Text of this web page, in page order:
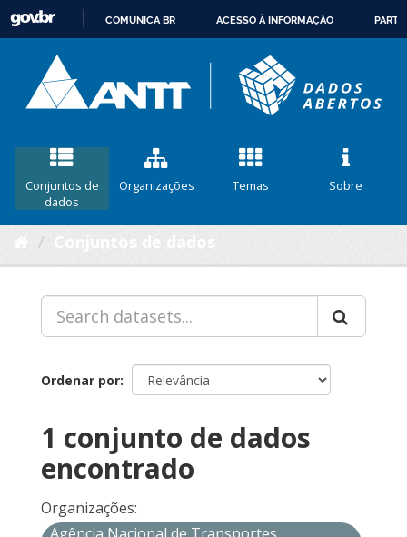
CONTEÚDO
COMUNICA BR ACESSO À INFORMAÇÃO
Conjuntos de
dados
Organizações Temas Sobre
Ordenar por
1 conjunto de dados
encontrado
Organizações: